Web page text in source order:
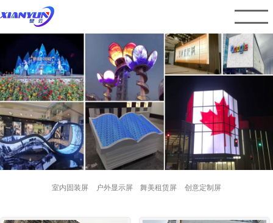
室内固装屏 户外显示屏 舞美租赁屏 创意定制屏